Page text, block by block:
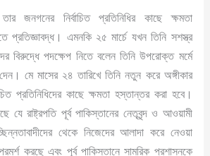
তার জনগনের নির্বাচিত প্রতিনিধির কাছে ক্ষমতা
প্রতিজ্ঞাবদ্ধ। এমনকি ২৫ মার্চে যখন তিনি সশস্ত্র
বিরুদ্ধে পদক্ষেপ নিতে বলেন তিনি উপরোক্ত মর্মে
মে মাসের ২৪ তারিখে তিনি নতুন করে অঙ্গীকার
প্রতিনিধিদের কাছে ক্ষমতা হস্তান্তর করা হবে।
যে রাষ্ট্রপতি পূর্ব পাকিস্তানের নেতৃবৃন্দ ও আওয়ামী
থেকে নিজেদের আলাদা করে নেওয়া
পরমর্শ করছে এবং পূর্ব পাকিস্তানে সামরিক প্রশাসনকে